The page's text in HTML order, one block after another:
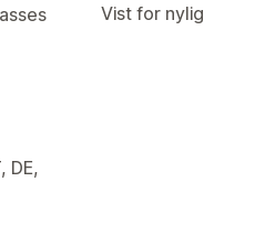
DE,
Vist for nylig